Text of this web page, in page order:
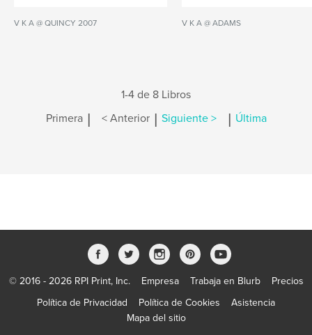
V K A @ QUINCY 2007 V K A @ ADAMS
1-4 de 8 Libros
Primera | < Anterior | Siguiente > | Última
© 2016 - 2026 RPI Print, Inc. Empresa Trabaja en Blurb
Precios
Política de Privacidad
Política de Cookies
Asistencia
Mapa del sitio